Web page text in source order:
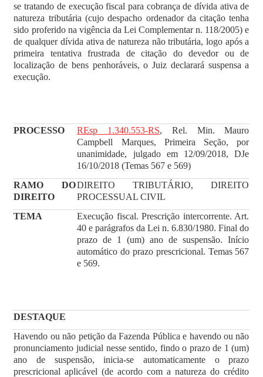
se tratando de execução fiscal para cobrança de dívida ativa de
natureza tributária (cujo despacho ordenador da citação tenha
sido proferido na vigência da Lei Complementar n. 118/2005) e
de qualquer dívida ativa de natureza não tributária, logo após a
primeira tentativa frustrada de citação do devedor ou de
localização de bens penhoráveis, o Juiz declarará suspensa a
execução.
PROCESSO REsp 1.340.553-RS, Rel. Min. Mauro
Campbell Marques, Primeira Seção, por
unanimidade, julgado em 12/09/2018, DJe
16/10/2018 (Temas 567 e 569)
RAMO DO
DIREITO
DIREITO TRIBUTÁRIO, DIREITO
PROCESSUAL CIVIL
TEMA
Execução fiscal. Prescrição intercorrente. Art.
40 e parágrafos da Lei n. 6.830/1980. Final do
prazo de 1 (um) ano de suspensão. Início
automático do prazo prescricional. Temas 567
e 569.
DESTAQUE
Havendo ou não petição da Fazenda Pública e havendo ou não
pronunciamento judicial nesse sentido, findo o prazo de 1 (um)
ano de suspensão, inicia-se automaticamente o prazo
prescricional aplicável (de acordo com a natureza do crédito